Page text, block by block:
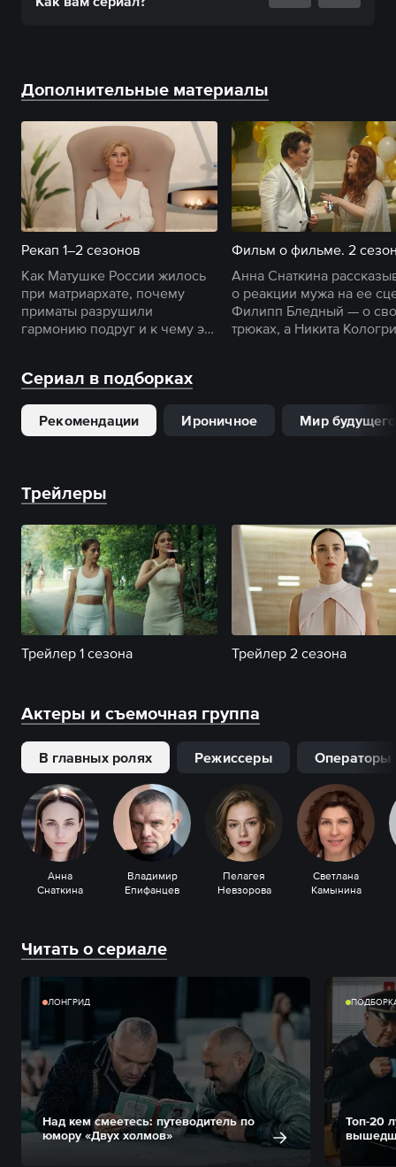
Дополнительные материалы
Рекап 1–2 сезонов
Как Матушке России жилось
при матриархате, почему
приматы разрушили
гармонию подруг и к чему это
Фильм о фильме. 2
Анна Снаткина
о реакции мужа на ее
Филипп Бледный — о
трюках, а Никита
Сериал в подборках
Рекомендации Ироничное Мир будущего
Трейлеры
Трейлер 1 сезона Трейлер 2 сезона
Актеры и съемочная группа
В главных ролях Режиссеры Операторы
Анна
Снаткина
Владимир
Епифанцев
Пелагея
Невзорова
Светлана
Камынина
Читать о сериале
ЛОНГРИД
Над кем смеетесь: путеводитель по
юмору «Двух холмов»
Топ-20